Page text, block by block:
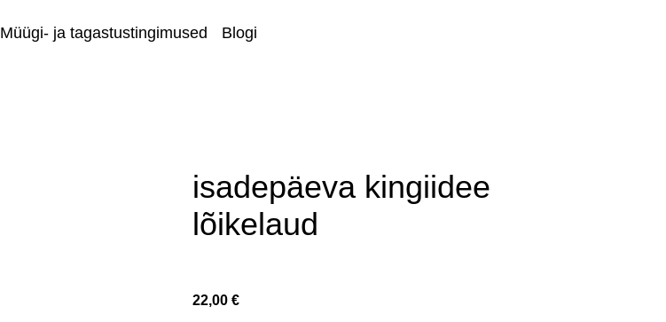
Müügi- ja tagastustingimused
Blogi
isadepäeva kingiidee
lõikelaud
22,00 €